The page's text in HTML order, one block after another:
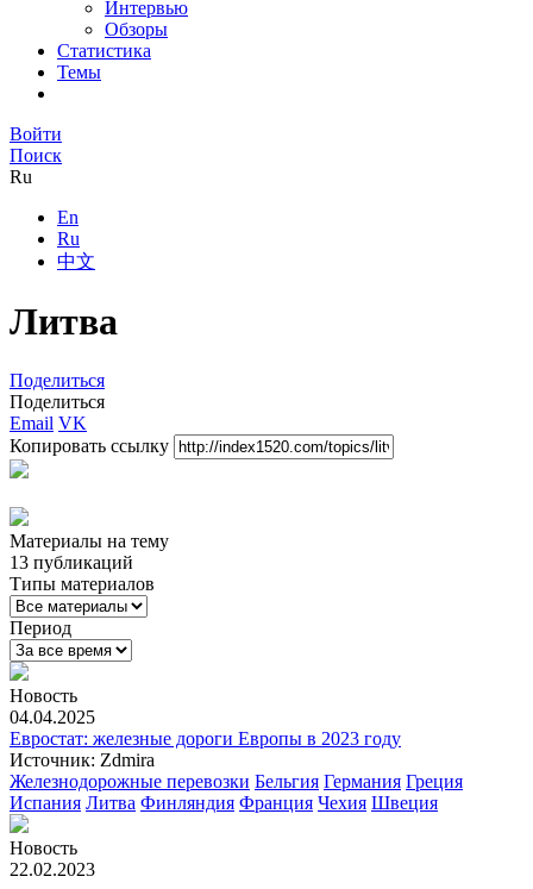
Интервью
Обзоры
Статистика
Темы
Войти
Поиск
Ru
En
Ru
中文
Литва
Поделиться
Поделиться
Email VK
Копировать ссылку
Материалы на тему
13 публикаций
Типы материалов
Период
Новость
04.04.2025
Евростат: железные дороги Европы в 2023 году
Источник: Zdmira
Железнодорожные перевозки Бельгия Германия Греция
Испания Литва Финляндия Франция Чехия Швеция
Новость
22.02.2023